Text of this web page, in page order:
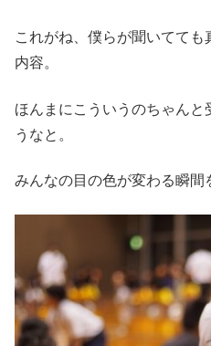
これがね、僕らが聞いてて
内容。
ほんまにこういうのちゃん
うなと。
みんなの目の色が変わる瞬間